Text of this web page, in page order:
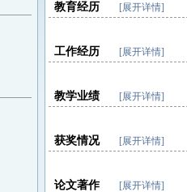
教育经历 [展开详情]
工作经历 [展开详情]
教学业绩 [展开详情]
获奖情况 [展开详情]
论文著作 [展开详情]